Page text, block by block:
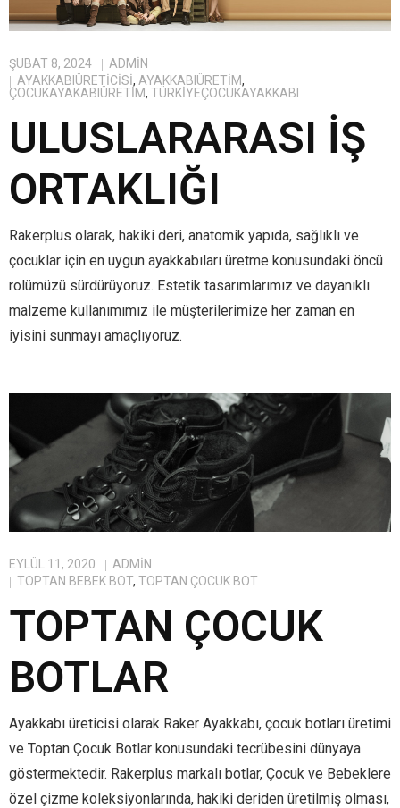
ŞUBAT 8, 2024
ADMIN
AYAKKABIÜRETICISI, AYAKKABIÜRETIM,
ÇOCUKAYAKABIÜRETIM, TÜRKIYEÇOCUKAYAKKABI
ULUSLARARASI İŞ
ORTAKLIĞI
Rakerplus olarak, hakiki deri, anatomik yapıda, sağlıklı ve
çocuklar için en uygun ayakkabıları üretme konusundaki öncü
rolümüzü sürdürüyoruz. Estetik tasarımlarımız ve dayanıklı
malzeme kullanımımız ile müşterilerimize her zaman en
iyisini sunmayı amaçlıyoruz.
EYLÜL 11, 2020
ADMIN
TOPTAN BEBEK BOT, TOPTAN ÇOCUK BOT
TOPTAN ÇOCUK
BOTLAR
Ayakkabı üreticisi olarak Raker Ayakkabı, çocuk botları üretimi
ve Toptan Çocuk Botlar konusundaki tecrübesini dünyaya
göstermektedir. Rakerplus markalı botlar, Çocuk ve Bebeklere
özel çizme koleksiyonlarında, hakiki deriden üretilmiş olması,